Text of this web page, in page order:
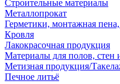
Строительные материалы
Металлопрокат
Герметики, монтажная
Кровля
Лакокрасочная продукция
Материалы для полов, стен
Метизная продукция/
Печное литьё